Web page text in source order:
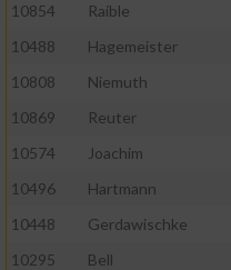
10854
Raible
10488
Hagemeister
10808
Niemuth
10869
Reuter
10574
Joachim
10496
Hartmann
10448
Gerdawischke
10295
Bell